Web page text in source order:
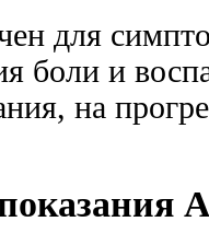
для
боли и
на